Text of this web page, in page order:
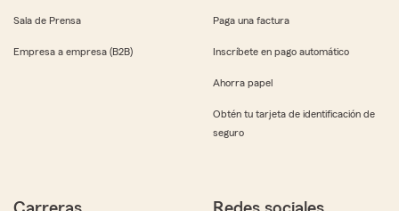
Sala de Prensa
Empresa a empresa (B2B)
Paga una factura
Inscríbete en pago automático
Ahorra papel
Obtén tu tarjeta de identificación de
seguro